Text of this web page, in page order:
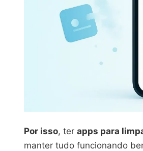
Por isso, ter apps para
manter tudo funcionando